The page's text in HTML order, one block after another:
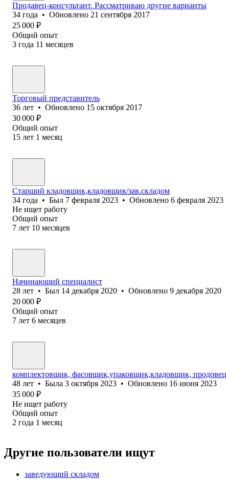
Продавец-консультант. Рассматриваю другие варианты
34 года • Обновлено 21 сентября 2017
25 000 ₽
Общий опыт
3 года 11 месяцев
Торговый представитель
36 лет • Обновлено 15 октября 2017
30 000 ₽
Общий опыт
15 лет 1 месяц
Старший кладовщик,кладовщик/зав.складом
34 года • Был 7 февраля 2023 • Обновлено 6 февраля 2023
Не ищет работу
Общий опыт
7 лет 10 месяцев
Начинающий специалист
28 лет • Был 14 декабря 2020 • Обновлено 9 декабря 2020
20 000 ₽
Общий опыт
7 лет 6 месяцев
комплектовщик, фасовщик,упаковщик,кладовщик,
48 лет • Была 3 октября 2023 • Обновлено 16 июня 2023
35 000 ₽
Не ищет работу
Общий опыт
2 года 1 месяц
Другие пользователи ищут
заведующий складом